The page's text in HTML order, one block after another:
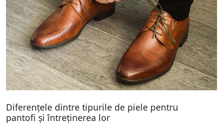
Diferențele dintre tipurile de piele pentru
pantofi și întreținerea lor